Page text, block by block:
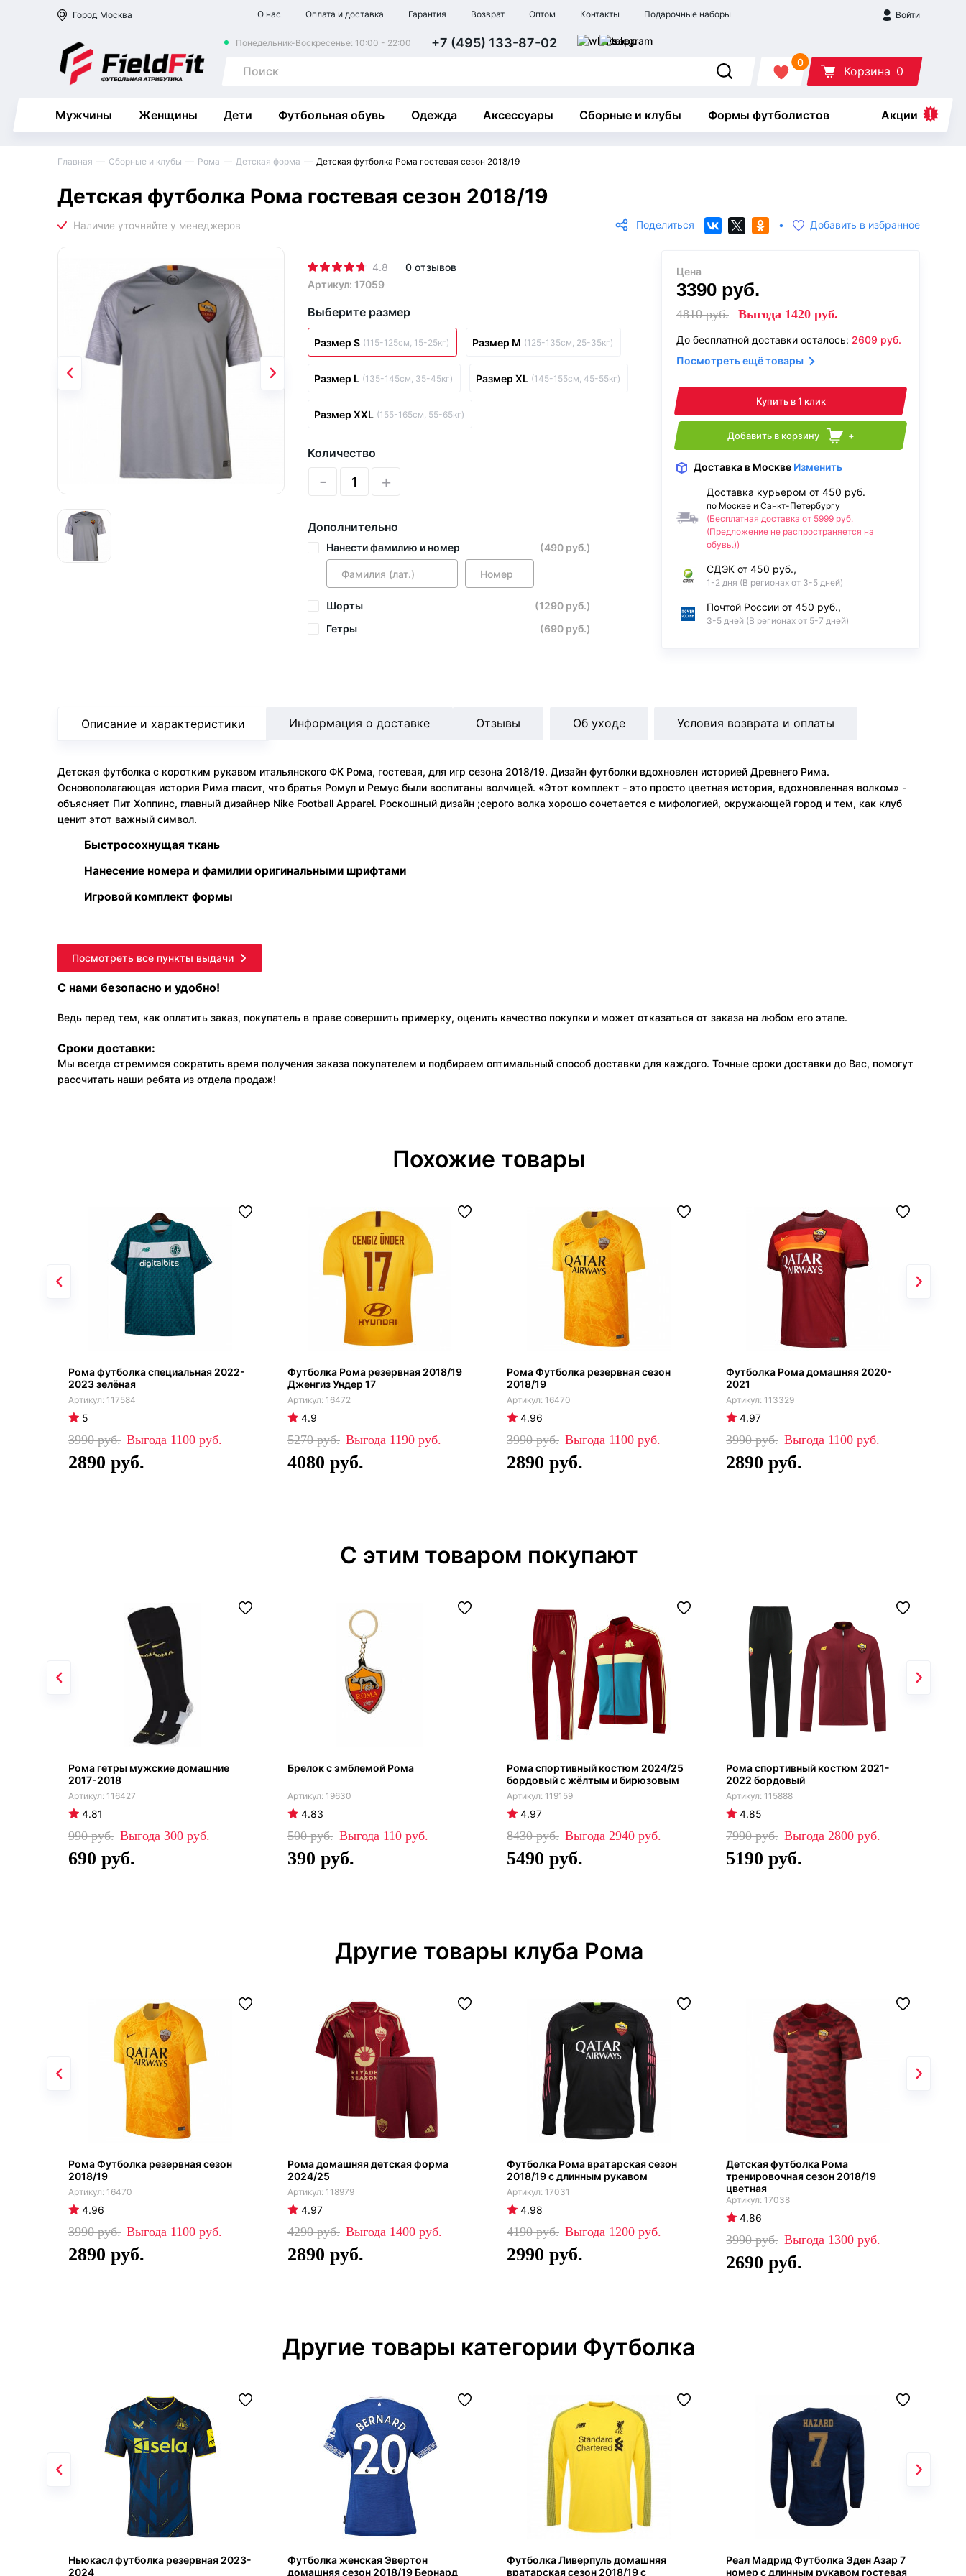
Город Москва О нас Оплата и доставка Гарантия Возврат Оптом Контакты Подарочные наборы Войти
Понедельник-Воскресенье: 10:00 - 22:00 +7 (495) 133-87-02
0
Корзина 0
Мужчины Женщины Дети Футбольная обувь Одежда Аксессуары Сборные и клубы Формы футболистов Акции
Главная Сборные и клубы Рома Детская форма Детская футболка Рома гостевая сезон 2018/19
Детская футболка Рома гостевая сезон 2018/19
Поделиться • Добавить в избранное
4.8
0 отзывов
Артикул: 17059
Выберите размер
Размер S (115-125см, 15-25кг) Размер M (125-135см, 25-35кг)
Размер L (135-145см, 35-45кг) Размер XL (145-155см, 45-55кг)
Размер XXL (155-165см, 55-65кг)
Количество
- +
Дополнительно
Нанести фамилию и номер (490 руб.)
Шорты
(1290 руб.)
Гетры
(690 руб.)
Цена
3390 руб.
4810руб. Выгода 1420 руб.
До бесплатной доставки осталось: 2609 руб.
Посмотреть ещё товары
Купить в 1 клик
Добавить в корзину +
Доставка в Москве Изменить
Доставка курьером от 450 руб.
по Москве и Санкт-Петербургу
(Бесплатная доставка от 5999 руб.
(Предложение не распространяется на
обувь.))
СДЭК от 450 руб.,
1-2 дня (В регионах от 3-5 дней)
Почтой России от 450 руб.,
3-5 дней (В регионах от 5-7 дней)
Описание и характеристики
Детская футболка с коротким рукавом итальянского ФК Рома, гостевая, для игр сезона 2018/19. Дизайн футболки вдохновлен историей Древнего Рима.
Основополагающая история Рима гласит, что братья Ромул и Ремус были воспитаны волчицей. «Этот комплект - это просто цветная история, вдохновленная волком» -
объясняет Пит Хоппинс, главный дизайнер Nike Football Apparel. Роскошный дизайн ;серого волка хорошо сочетается с мифологией, окружающей город и тем, как клуб
ценит этот важный символ.
Быстросохнущая ткань
Нанесение номера и фамилии оригинальными шрифтами
Игровой комплект формы
Информация о доставке Отзывы Об уходе Условия возврата и оплаты
Посмотреть все пункты выдачи
С нами безопасно и удобно!
Ведь перед тем, как оплатить заказ, покупатель в праве совершить примерку, оценить качество покупки и может отказаться от заказа на любом его этапе.
Сроки доставки:
Мы всегда стремимся сократить время получения заказа покупателем и подбираем оптимальный способ доставки для каждого. Точные сроки доставки до Вас, помогут
рассчитать наши ребята из отдела продаж!
Похожие товары
Рома футболка специальная 2022-
2023 зелёная
117584
5
3990 1100
2890
Футболка Рома резервная 2018/19
Дженгиз Ундер 17
16472
4.9
5270 1190
4080
Рома Футболка резервная сезон
2018/19
16470
4.96
3990 1100
2890
Футболка Рома домашняя 2020-
2021
113329
4.97
3990 1100
2890
С этим товаром покупают
Рома гетры мужские домашние
2017-2018
116427
4.81
990 300
690
Брелок с эмблемой Рома
19630
4.83
500 110
390
Рома спортивный костюм 2024/25
бордовый с жёлтым и бирюзовым
119159
4.97
8430 2940
5490
Рома спортивный костюм 2021-
2022 бордовый
115888
4.85
7990 2800
5190
Другие товары клуба Рома
Рома Футболка резервная сезон
2018/19
16470
4.96
3990 1100
2890
Рома домашняя детская форма
2024/25
118979
4.97
4290 1400
2890
Футболка Рома вратарская сезон
2018/19 с длинным рукавом
17031
4.98
4190 1200
2990
Детская футболка Рома
тренировочная сезон 2018/19
цветная
17038
4.86
3990 1300
2690
Другие товары категории Футболка
Ньюкасл футболка резервная 2023-
2024
Футболка женская Эвертон
домашняя сезон 2018/19 Бернард
Футболка Ливерпуль домашняя
вратарская сезон 2018/19 с
Реал Мадрид Футболка Эден Азар 7
номер с длинным рукавом гостевая